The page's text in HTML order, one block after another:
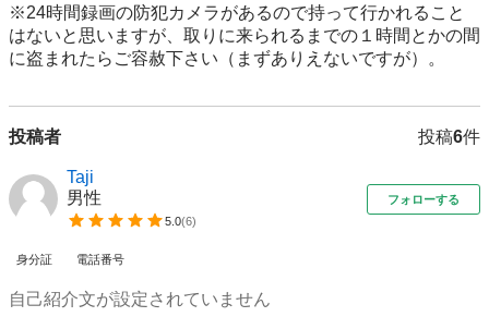
※24時間録画の防犯カメラがあるので持って行かれること
はないと思いますが、取りに来られるまでの１時間とかの間
に盗まれたらご容赦下さい（まずありえないですが）。
投稿者 投稿6件
Taji
男性
5.0(6)
フォローする
身分証 電話番号
自己紹介文が設定されていません